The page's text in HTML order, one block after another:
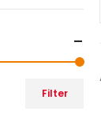
Filter